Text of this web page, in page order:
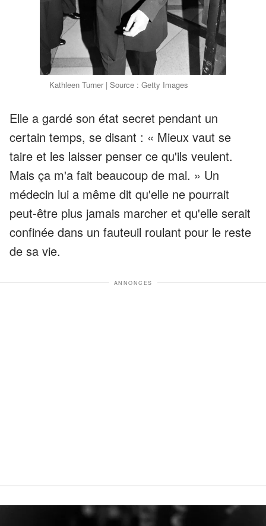
Kathleen Turner | Source : Getty Images
Elle a gardé son état secret pendant un
certain temps, se disant : « Mieux vaut se
taire et les laisser penser ce qu'ils veulent.
Mais ça m'a fait beaucoup de mal. » Un
médecin lui a même dit qu'elle ne pourrait
peut-être plus jamais marcher et qu'elle serait
confinée dans un fauteuil roulant pour le reste
de sa vie.
ANNONCES